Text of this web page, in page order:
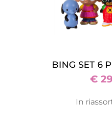
BING SET 6
€
In